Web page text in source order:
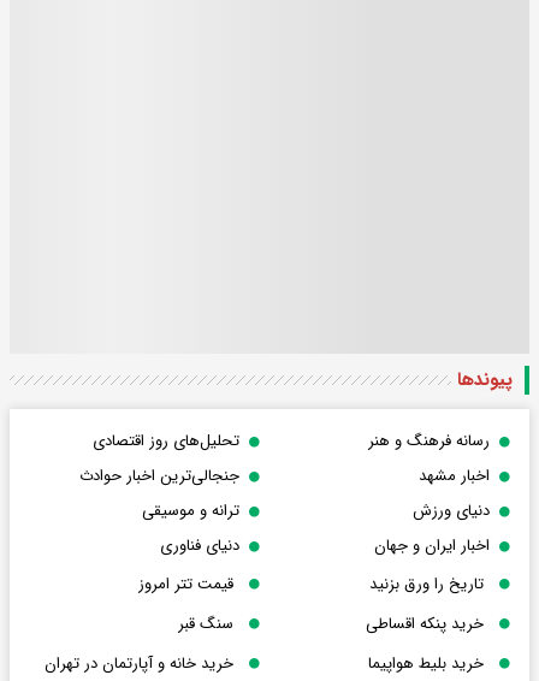
پیوندها
رسانه فرهنگ و هنر
تحلیل‌های روز اقتصادی
اخبار مشهد
جنجالی‌ترین اخبار حوادث
دنیای ورزش
ترانه و موسیقی
اخبار ایران و جهان
دنیای فناوری
تاریخ را ورق بزنید
قیمت تتر امروز
خرید پنکه اقساطی
سنگ قبر
خرید بلیط هواپیما
خرید خانه و آپارتمان در تهران